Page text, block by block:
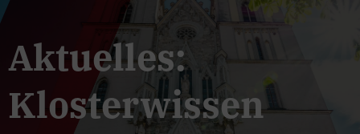
Aktuelles:
Klosterwissen